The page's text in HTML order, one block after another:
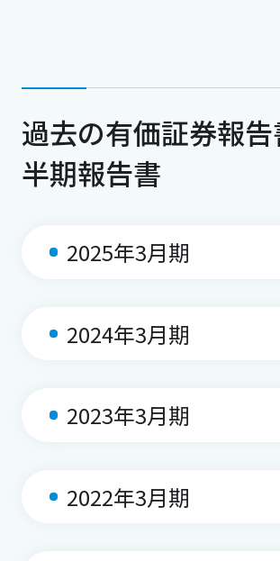
過去の有価証券報
半期報告書
2025年3月期
2024年3月期
2023年3月期
2022年3月期